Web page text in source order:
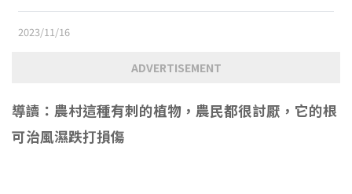
2023/11/16
ADVERTISEMENT
導讀：農村這種有刺的植物，農民都很討厭，它的根
可治風濕跌打損傷